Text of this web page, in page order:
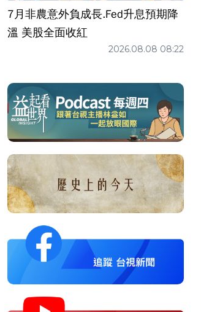
7月非農意外負成長.Fed升息預期降
溫 美股全面收紅
2026.08.08 08:22